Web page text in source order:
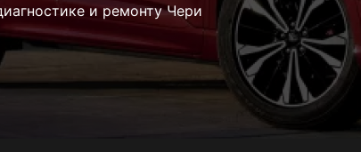
и ремонту Чери